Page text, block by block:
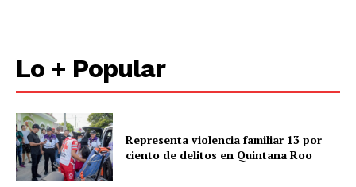
Lo + Popular
Representa violencia familiar 13 por
ciento de delitos en Quintana Roo